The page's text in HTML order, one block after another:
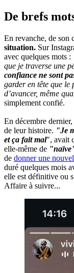
De brefs
En revanche, de son
situation. Sur
avec quelques mots :
que je traverse une
confiance ne sont
garder en tête que le
d’avancer, même
simplement confié.
En décembre
de leur histoire. "Je
et ça fait mal", avait
elle-même de
de donner une
duré quelques mois
elle est définitive ou
Affaire à suivre...